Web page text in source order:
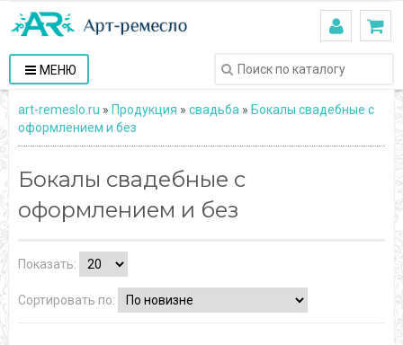
МЕНЮ
art-remeslo.ru » Продукция » свадьба » Бокалы свадебные с
оформлением и без
Бокалы свадебные с
оформлением и без
Показать:
Сортировать по: